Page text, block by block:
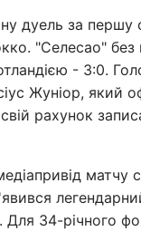
дуель за першу
"Селесао" без
- 3:0.
Жуніор, який
рахунок
матчу
Для 34-річного